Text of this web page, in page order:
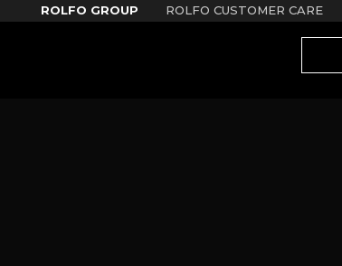
ROLFO GROUP ROLFO CUSTOMER CARE